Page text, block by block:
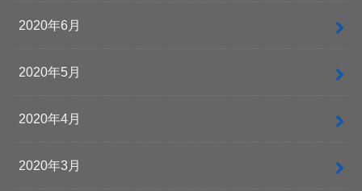
2020年6月
2020年5月
2020年4月
2020年3月